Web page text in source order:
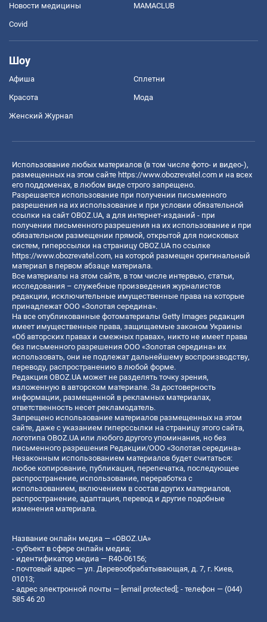
Новости медицины MAMACLUB
Covid
Шоу
Афиша Сплетни
Красота Мода
Женский Журнал
Использование любых материалов (в том числе фото- и видео-),
размещенных на этом сайте https://www.obozrevatel.com и на всех
его поддоменах, в любом виде строго запрещено.
Разрешается использование при получении письменного
разрешения на их использование и при условии обязательной
ссылки на сайт OBOZ.UA, а для интернет-изданий - при
получении письменного разрешения на их использование и при
обязательном размещении прямой, открытой для поисковых
систем, гиперссылки на страницу OBOZ.UA по ссылке
https://www.obozrevatel.com, на которой размещен оригинальный
материал в первом абзаце материала.
Все материалы на этом сайте, в том числе интервью, статьи,
исследования – служебные произведения журналистов
редакции, исключительные имущественные права на которые
принадлежат ООО «Золотая середина».
На все опубликованные фотоматериалы Getty Images редакция
имеет имущественные права, защищаемые законом Украины
«Об авторских правах и смежных правах», никто не имеет права
без письменного разрешения ООО «Золотая середина» их
использовать, они не подлежат дальнейшему воспроизводству,
переводу, распространению в любой форме.
Редакция OBOZ.UA может не разделять точку зрения,
изложенную в авторском материале. За достоверность
информации, размещенной в рекламных материалах,
ответственность несет рекламодатель.
Запрещено использование материалов размещенных на этом
сайте, даже с указанием гиперссылки на страницу этого сайта,
логотипа OBOZ.UA или любого другого упоминания, но без
письменного разрешения Редакции/ООО «Золотая середина»
Незаконным использованием материалов будет считаться:
любое копирование, публикация, перепечатка, последующее
распространение, использование, переработка с
использованием, включением в состав других материалов,
распространение, адаптация, перевод и другие подобные
изменения материала.
Название онлайн медиа — «OBOZ.UA»
- субъект в сфере онлайн медиа;
- идентификатор медиа — R40-06156;
- почтовый адрес — ул. Деревообрабатывающая, д. 7, г. Киев,
01013;
- адрес электронной почты — [email protected]; - телефон — (044)
585 46 20